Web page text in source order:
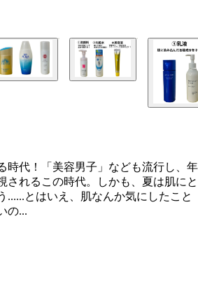
日焼け止め》■ミルク（しっとりタイ
「アネッサパーフェクトUV スキンケ
カットRプロテクトUVスプレー（60g
「カルテHD モイスチュアウォ
150ml）」1320円 ■ロート製薬「肌
トミルク（ブライトニング）しっとり
円
時代！「美容男子」なども流行し、年
されるこの時代。しかも、夏は肌にと
......とはいえ、肌なんか気にしたこと
の...